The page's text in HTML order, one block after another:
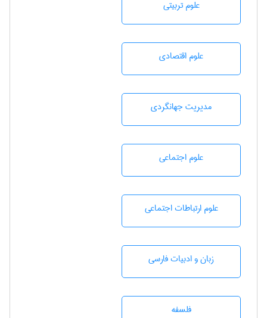
علوم تربيتی
علوم اقتصادی
مديريت جهانگردی
علوم اجتماعی
علوم ارتباطات اجتماعی
زبان و ادبيات فارسی
فلسفه